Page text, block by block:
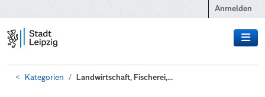
Anmelden
Kategorien Landwirtschaft, Fischerei,...